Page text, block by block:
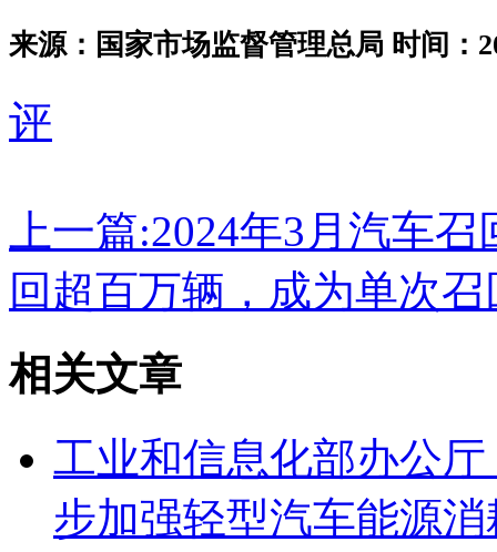
来源：国家市场监督管理总局 时间：
评
上一篇:2024年3月汽车召
回超百万辆，成为单次
相关文章
工业和信息化部办公
步加强轻型汽车能源